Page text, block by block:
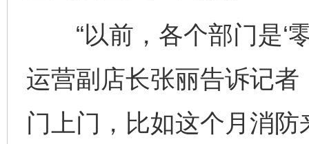
“以前，各个部门是‘零
运营副店长张丽告诉记者
门上门，比如这个月消